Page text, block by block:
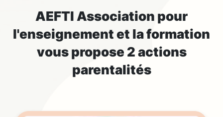
AEFTI Association pour
l'enseignement et la formation
vous propose 2 actions
parentalités